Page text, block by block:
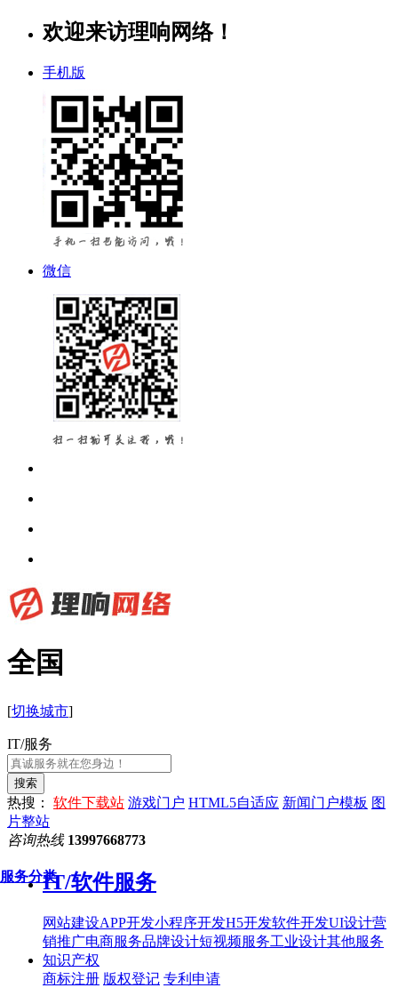
欢迎来访理响网络！
手机版
微信
全国
[切换城市]
IT/服务
热搜： 软件下载站 游戏门户 HTML5自适应 新闻门户模板 图
片整站
咨询热线 13997668773
服务分类IT/软件服务
网站建设APP开发小程序开发H5开发软件开发UI设计营
销推广电商服务品牌设计短视频服务工业设计其他服务
知识产权
商标注册 版权登记 专利申请